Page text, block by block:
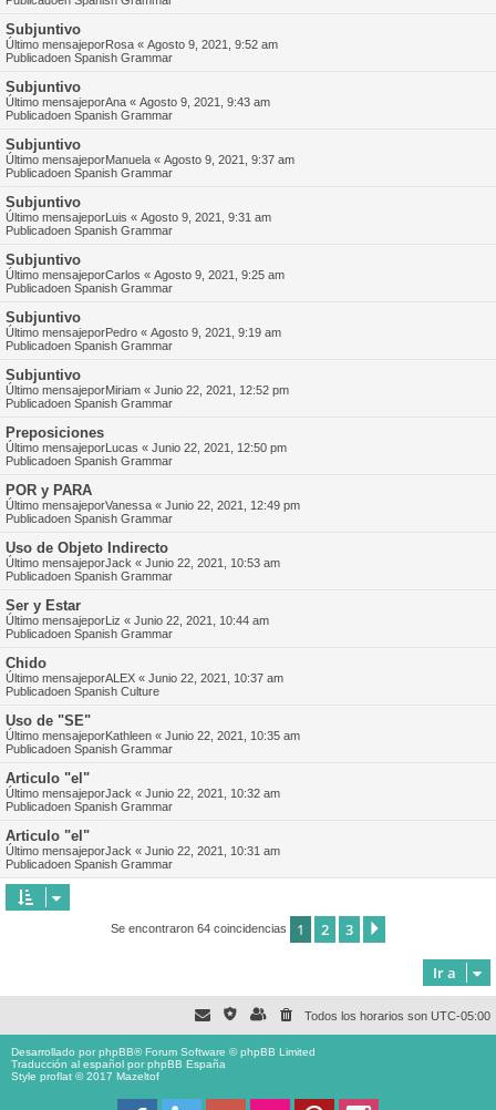
Subjuntivo
Último mensajeporRosa « Agosto 9, 2021, 9:52 am
Publicadoen Spanish Grammar
Subjuntivo
Último mensajeporAna « Agosto 9, 2021, 9:43 am
Publicadoen Spanish Grammar
Subjuntivo
Último mensajeporManuela « Agosto 9, 2021, 9:37 am
Publicadoen Spanish Grammar
Subjuntivo
Último mensajeporLuis « Agosto 9, 2021, 9:31 am
Publicadoen Spanish Grammar
Subjuntivo
Último mensajeporCarlos « Agosto 9, 2021, 9:25 am
Publicadoen Spanish Grammar
Subjuntivo
Último mensajeporPedro « Agosto 9, 2021, 9:19 am
Publicadoen Spanish Grammar
Subjuntivo
Último mensajeporMiriam « Junio 22, 2021, 12:52 pm
Publicadoen Spanish Grammar
Preposiciones
Último mensajeporLucas « Junio 22, 2021, 12:50 pm
Publicadoen Spanish Grammar
POR y PARA
Último mensajeporVanessa « Junio 22, 2021, 12:49 pm
Publicadoen Spanish Grammar
Uso de Objeto Indirecto
Último mensajeporJack « Junio 22, 2021, 10:53 am
Publicadoen Spanish Grammar
Ser y Estar
Último mensajeporLiz « Junio 22, 2021, 10:44 am
Publicadoen Spanish Grammar
Chido
Último mensajeporALEX « Junio 22, 2021, 10:37 am
Publicadoen Spanish Culture
Uso de "SE"
Último mensajeporKathleen « Junio 22, 2021, 10:35 am
Publicadoen Spanish Grammar
Articulo "el"
Último mensajeporJack « Junio 22, 2021, 10:32 am
Publicadoen Spanish Grammar
Articulo "el"
Último mensajeporJack « Junio 22, 2021, 10:31 am
Publicadoen Spanish Grammar
Se encontraron 64 coincidencias 1 2 3
Ir a
Todos los horarios son UTC-05:00
Desarrollado porphpBB® Forum Software © phpBB Limited
Traducción al español porphpBB España
Style proflat © 2017 Mazeltof